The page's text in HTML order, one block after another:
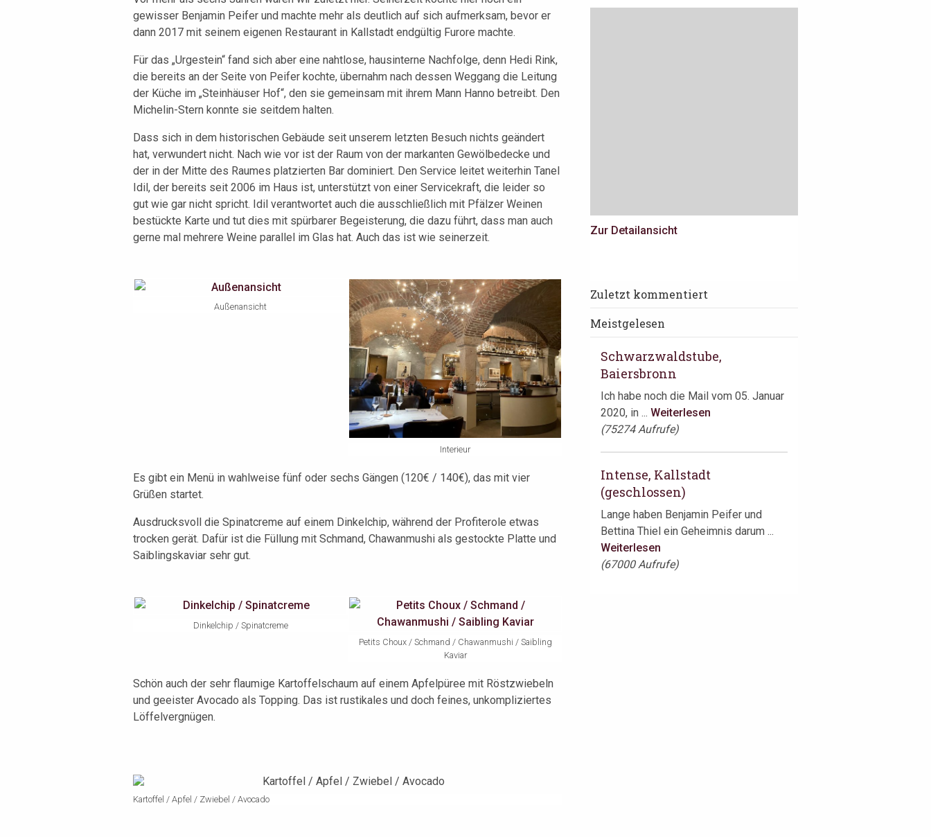
gewisser Benjamin Peifer und machte mehr als deutlich auf sich aufmerksam, bevor er
dann 2017 mit seinem eigenen Restaurant in Kallstadt endgültig Furore machte.
Für das „Urgestein“ fand sich aber eine nahtlose, hausinterne Nachfolge, denn Hedi Rink,
die bereits an der Seite von Peifer kochte, übernahm nach dessen Weggang die Leitung
der Küche im „Steinhäuser Hof“, den sie gemeinsam mit ihrem Mann Hanno betreibt. Den
Michelin-Stern konnte sie seitdem halten.
Dass sich in dem historischen Gebäude seit unserem letzten Besuch nichts geändert
hat, verwundert nicht. Nach wie vor ist der Raum von der markanten Gewölbedecke und
der in der Mitte des Raumes platzierten Bar dominiert. Den Service leitet weiterhin Tanel
Idil, der bereits seit 2006 im Haus ist, unterstützt von einer Servicekraft, die leider so
gut wie gar nicht spricht. Idil verantwortet auch die ausschließlich mit Pfälzer Weinen
bestückte Karte und tut dies mit spürbarer Begeisterung, die dazu führt, dass man auch
gerne mal mehrere Weine parallel im Glas hat. Auch das ist wie seinerzeit.
Außenansicht
Interieur
Es gibt ein Menü in wahlweise fünf oder sechs Gängen (120€ / 140€), das mit vier
Grüßen startet.
Ausdrucksvoll die Spinatcreme auf einem Dinkelchip, während der Profiterole etwas
trocken gerät. Dafür ist die Füllung mit Schmand, Chawanmushi als gestockte Platte und
Saiblingskaviar sehr gut.
Dinkelchip / Spinatcreme
Petits Choux / Schmand / Chawanmushi / Saibling
Kaviar
Schön auch der sehr flaumige Kartoffelschaum auf einem Apfelpüree mit Röstzwiebeln
und geeister Avocado als Topping. Das ist rustikales und doch feines, unkompliziertes
Löffelvergnügen.
Kartoffel / Apfel / Zwiebel / Avocado
Zur Detailansicht
Zuletzt kommentiert
phaedra, Köln
Vor mehr als sechs Jahren waren wir
zuletzt hier. Seinerzeit ...
Meistgelesen
Schwarzwaldstube,
Baiersbronn
Ich habe noch die Mail vom 05. Januar
2020, in ... Weiterlesen
(75274 Aufrufe)
Intense, Kallstadt
(geschlossen)
Lange haben Benjamin Peifer und
Bettina Thiel ein Geheimnis darum ...
Weiterlesen
(67000 Aufrufe)